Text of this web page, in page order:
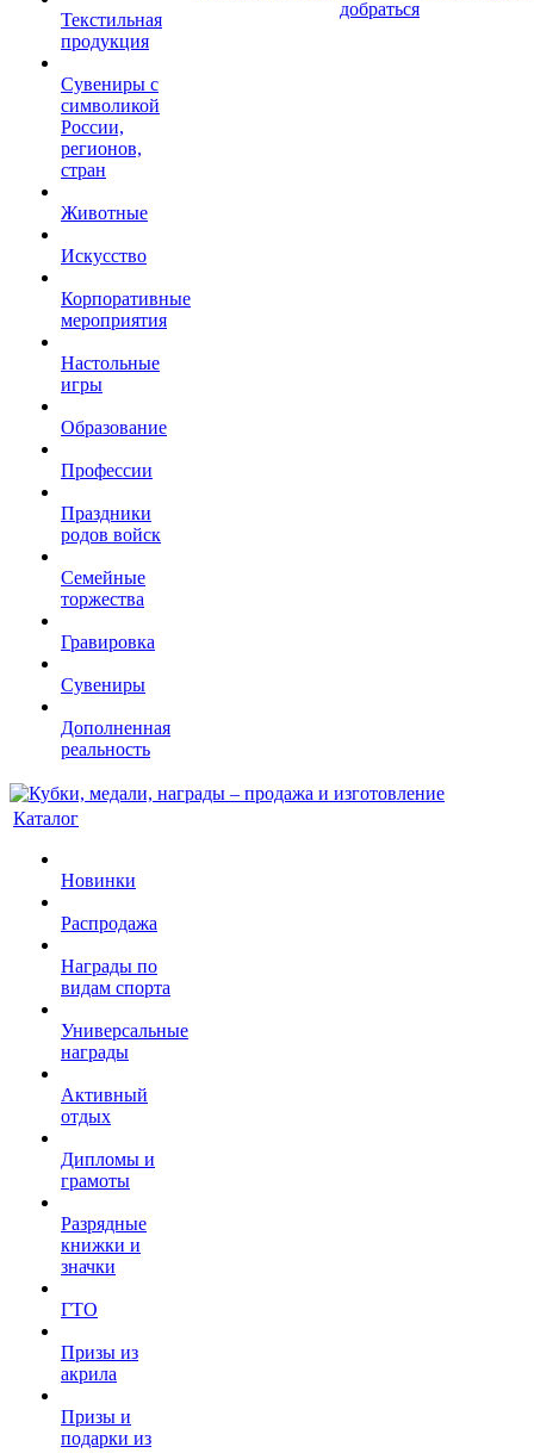
Текстильная
продукция
Сувениры с
символикой
России,
регионов,
стран
Животные
Искусство
Корпоративные
мероприятия
Настольные
игры
Образование
Профессии
Праздники
родов войск
Семейные
торжества
Гравировка
Сувениры
Дополненная
реальность
добраться
Каталог
Новинки
Распродажа
Награды по
видам спорта
Универсальные
награды
Активный
отдых
Дипломы и
грамоты
Разрядные
книжки и
значки
ГТО
Призы из
акрила
Призы и
подарки из